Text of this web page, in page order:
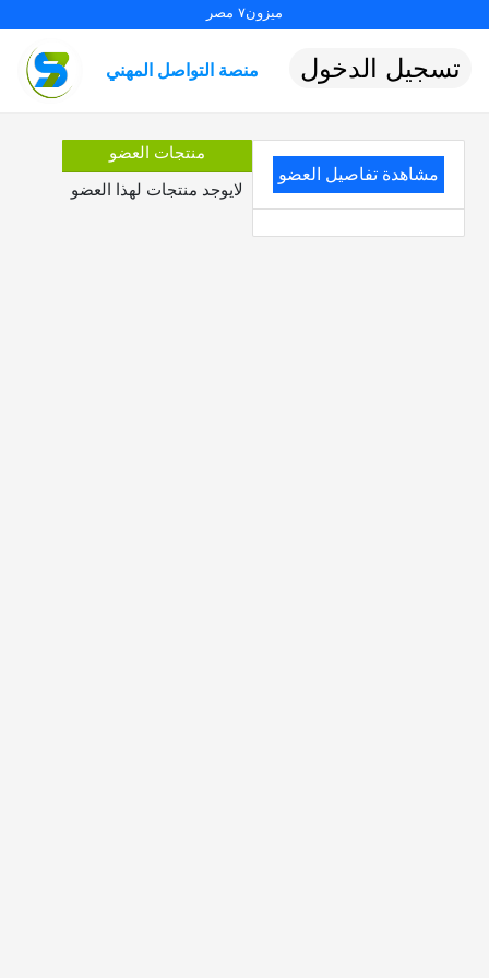
ميزون٧ مصر
منصة التواصل المهني تسجيل الدخول
مشاهدة تفاصيل العضو
منتجات العضو
لايوجد منتجات لهذا العضو